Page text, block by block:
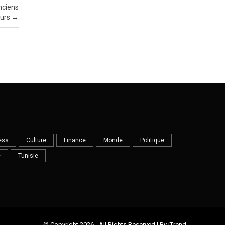
→
Culture Finance Monde Politique
Tunisie